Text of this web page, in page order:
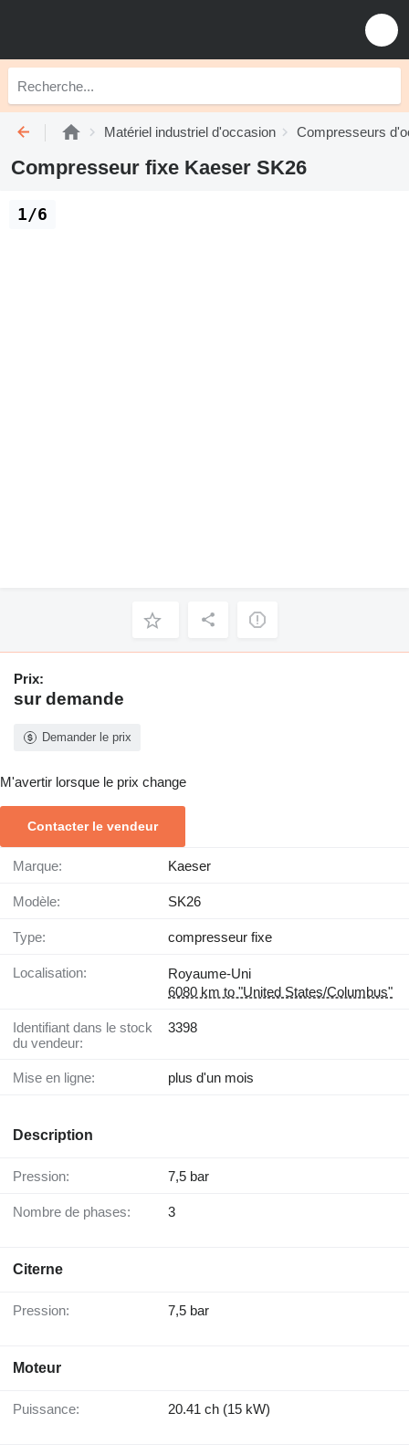
Matériel industriel d'occasion Compresseurs
Compresseur fixe Kaeser SK26
1/6
Prix:
sur demande
Demander le prix
M'avertir lorsque le prix change
Contacter le vendeur
Marque: Kaeser
Modèle: SK26
Type: compresseur fixe
Localisation:
Royaume-Uni
6080 km to "United States/Columbus"
Identifiant dans le stock
du vendeur:
3398
Mise en ligne: plus d'un mois
Description
Pression: 7,5 bar
Nombre de phases: 3
Citerne
Pression: 7,5 bar
Moteur
Puissance: 20.41 ch (15 kW)